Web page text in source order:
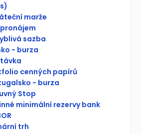
marže
sazba
- burza
cenných papírů
- burza
Stop
minimální rezervy bank
trh